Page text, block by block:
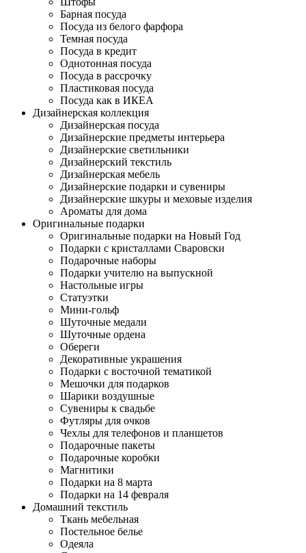
Барная посуда
Посуда из белого фарфора
Темная посуда
Посуда в кредит
Однотонная посуда
Посуда в рассрочку
Пластиковая посуда
Посуда как в ИКЕА
Дизайнерская коллекция
Дизайнерская посуда
Дизайнерские предметы интерьера
Дизайнерские светильники
Дизайнерский текстиль
Дизайнерская мебель
Дизайнерские подарки и сувениры
Дизайнерские шкуры и меховые изделия
Ароматы для дома
Оригинальные подарки
Оригинальные подарки на Новый Год
Подарки с кристаллами Сваровски
Подарочные наборы
Подарки учителю на выпускной
Настольные игры
Статуэтки
Мини-гольф
Шуточные медали
Шуточные ордена
Обереги
Декоративные украшения
Подарки с восточной тематикой
Мешочки для подарков
Шарики воздушные
Сувениры к свадьбе
Футляры для очков
Чехлы для телефонов и планшетов
Подарочные пакеты
Подарочные коробки
Магнитики
Подарки на 8 марта
Подарки на 14 февраля
Домашний текстиль
Ткань мебельная
Постельное белье
Одеяла